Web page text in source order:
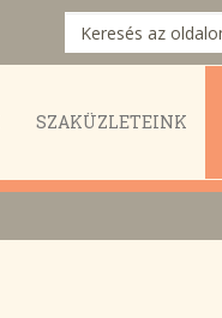
SZAKÜZLETEINK